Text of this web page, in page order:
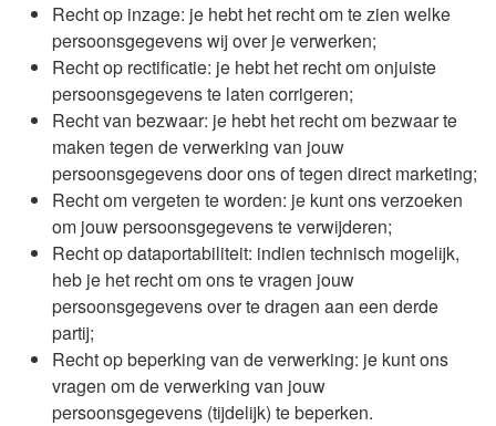
Recht op inzage: je hebt het recht om te zien welke
persoonsgegevens wij over je verwerken;
Recht op rectificatie: je hebt het recht om onjuiste
persoonsgegevens te laten corrigeren;
Recht van bezwaar: je hebt het recht om bezwaar te
maken tegen de verwerking van jouw
persoonsgegevens door ons of tegen direct marketing;
Recht om vergeten te worden: je kunt ons verzoeken
om jouw persoonsgegevens te verwijderen;
Recht op dataportabiliteit: indien technisch mogelijk,
heb je het recht om ons te vragen jouw
persoonsgegevens over te dragen aan een derde
partij;
Recht op beperking van de verwerking: je kunt ons
vragen om de verwerking van jouw
persoonsgegevens (tijdelijk) te beperken.